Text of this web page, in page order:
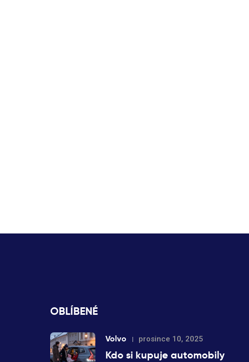
OBLÍBENÉ
Volvo prosince 10, 2025
Kdo si kupuje automobily